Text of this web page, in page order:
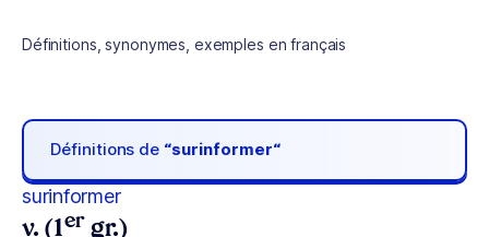
Définitions, synonymes, exemples en français
Définitions de “surinformer“
surinformer
v. (1er gr.)